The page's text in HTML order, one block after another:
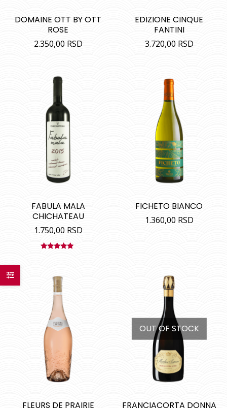
DOMAINE OTT BY OTT
ROSE
2.350,00 RSD
EDIZIONE CINQUE
FANTINI
3.720,00 RSD
FABULA MALA
CHICHATEAU
1.750,00 RSD
FICHETO BIANCO
1.360,00 RSD
FLEURS DE PRAIRIE
OUT OF STOCK
FRANCIACORTA DONNA